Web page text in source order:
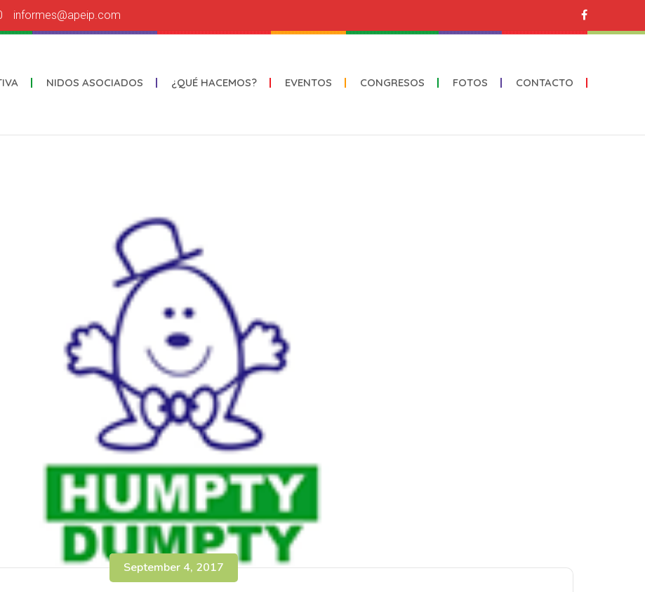
informes@apeip.com
NIDOS ASOCIADOS ¿QUÉ HACEMOS? EVENTOS CONGRESOS FOTOS CONTACTO
September 4, 2017